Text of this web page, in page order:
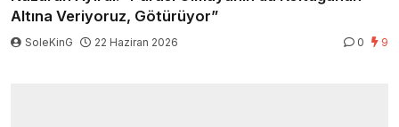
Altına Veriyoruz, Götürüyor”
SoleKinG 22 Haziran 2026 0 9